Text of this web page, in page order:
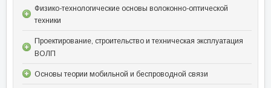
Физико-технологические основы волоконно-оптической
техники
Проектирование, строительство и техническая эксплуатация
ВОЛП
Основы теории мобильной и беспроводной связи